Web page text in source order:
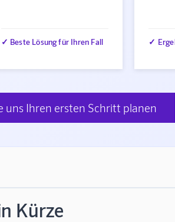
✓ Beste Lösung für Ihren Fall ✓
uns Ihren ersten Schritt planen
Kürze